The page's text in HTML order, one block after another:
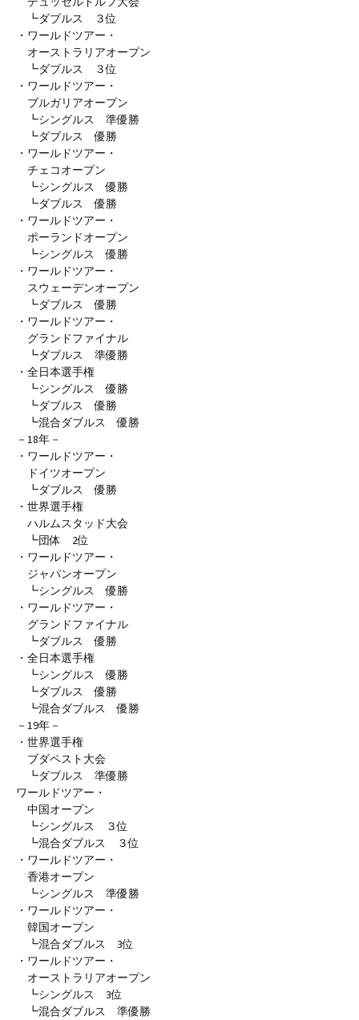
┗ダブルス ３位
・ワールドツアー・
オーストラリアオープン
┗ダブルス ３位
・ワールドツアー・
ブルガリアオープン
┗シングルス 準優勝
┗ダブルス 優勝
・ワールドツアー・
チェコオープン
┗シングルス 優勝
┗ダブルス 優勝
・ワールドツアー・
ポーランドオープン
┗シングルス 優勝
・ワールドツアー・
スウェーデンオープン
┗ダブルス 優勝
・ワールドツアー・
グランドファイナル
┗ダブルス 準優勝
・全日本選手権
┗シングルス 優勝
┗ダブルス 優勝
┗混合ダブルス 優勝
－18年－
・ワールドツアー・
ドイツオープン
┗ダブルス 優勝
・世界選手権
ハルムスタッド大会
┗団体 2位
・ワールドツアー・
ジャパンオープン
┗シングルス 優勝
・ワールドツアー・
グランドファイナル
┗ダブルス 優勝
・全日本選手権
┗シングルス 優勝
┗ダブルス 優勝
┗混合ダブルス 優勝
－19年－
・世界選手権
ブダペスト大会
┗ダブルス 準優勝
ワールドツアー・
中国オープン
┗シングルス ３位
┗混合ダブルス ３位
・ワールドツアー・
香港オープン
┗シングルス 準優勝
・ワールドツアー・
韓国オープン
┗混合ダブルス 3位
・ワールドツアー・
オーストラリアオープン
┗シングルス 3位
┗混合ダブルス 準優勝